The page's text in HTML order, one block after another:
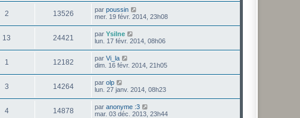
2 13526 par poussin
mer. 19 févr. 2014, 23h08
13 24421 par Ysilne
lun. 17 févr. 2014, 08h06
1 12182 par Vi_la
dim. 16 févr. 2014, 21h05
3 14264 par olp
lun. 27 janv. 2014, 08h23
4 14878 par anonyme :3
mar. 03 déc. 2013, 23h44